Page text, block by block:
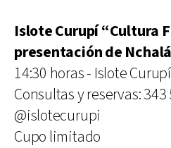
Islote Curupí “Cultura
presentación de
14:30 horas - Islote Curupí
Consultas y reservas:
@islotecurupi
Cupo limitado